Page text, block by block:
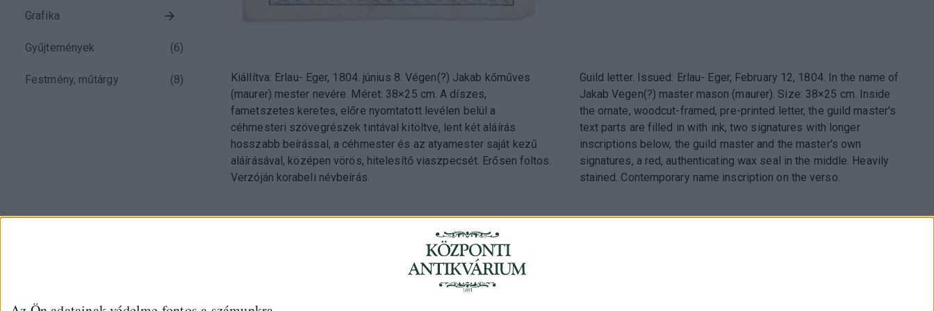
Grafika
Gyűjtemények (6)
Festmény, műtárgy (8)
Kiállítva: Erlau- Eger, 1804. június 8. Végen(?) Jakab kőműves
(maurer) mester nevére. Méret: 38×25 cm. A díszes,
fametszetes keretes, előre nyomtatott levélen belül a
céhmesteri szövegrészek tintával kitöltve, lent két aláírás
hosszabb beírással, a céhmester és az atyamester saját kezű
aláírásával, középen vörös, hitelesítő viaszpecsét. Erősen foltos.
Verzóján korabeli névbeírás.
Guild letter. Issued: Erlau- Eger, February 12, 1804. In the name of
Jakab Vegen(?) master mason (maurer). Size: 38×25 cm. Inside
the ornate, woodcut-framed, pre-printed letter, the guild master's
text parts are filled in with ink, two signatures with longer
inscriptions below, the guild master and the master's own
signatures, a red, authenticating wax seal in the middle. Heavily
stained. Contemporary name inscription on the verso.